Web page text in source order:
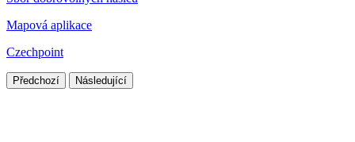
Mapová aplikace
Czechpoint
Předchozí Následující